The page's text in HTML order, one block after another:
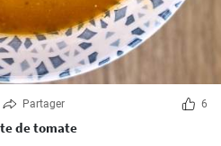
Partager 6
de tomate